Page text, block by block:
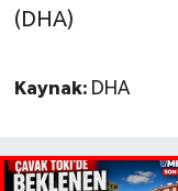
(DHA)
Kaynak: DHA